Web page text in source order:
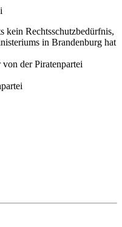
kein Rechtsschutzbedürfnis,
in Brandenburg hat
der Piratenpartei